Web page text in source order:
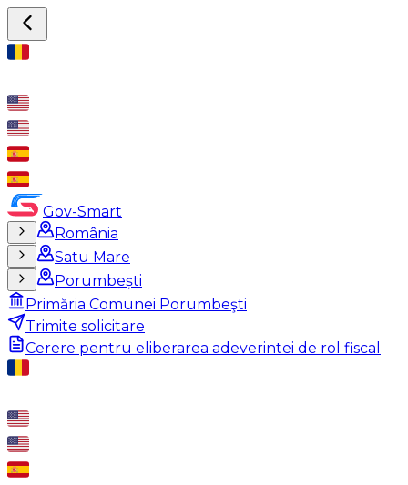
Gov-Smart
România
Satu Mare
Porumbești
Primăria Comunei Porumbeşti
Trimite solicitare
Cerere pentru eliberarea adeverintei de rol fiscal